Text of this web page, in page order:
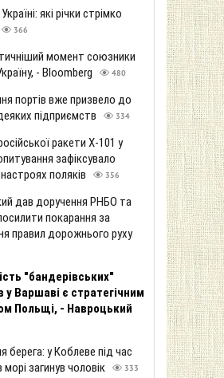
які річки стрімко
366
момент союзники
- Bloomberg
480
портів вже призвело до
підприємств
334
ракети Х-101 у
зафіксувало
поляків
356
дав доручення РНБО та
покарання за
правил дорожнього руху
"бандерівських"
у Варшаві є стратегічним
Польщі, - Навроцький
берега: у Коблеве під час
морі загинув чоловік
333